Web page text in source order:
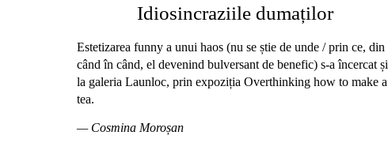
Idiosincraziile dumaților
Estetizarea funny a unui haos (nu se știe de unde / prin ce, din
când în când, el devenind bulversant de benefic) s-a încercat și
la galeria Launloc, prin expoziția Overthinking how to make a
tea.
— Cosmina Moroșan